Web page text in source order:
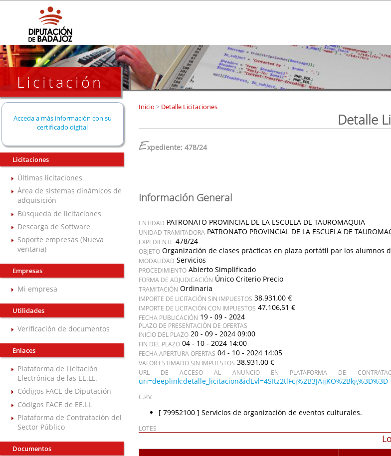
Licitación
Acceda a más información con su
certificado digital
Licitaciones
Últimas licitaciones
Área de sistemas dinámicos de
adquisición
Búsqueda de licitaciones
Descarga de Software
Soporte empresas (Nueva
ventana)
Empresas
Mi empresa
Utilidades
Verificación de documentos
Enlaces
Plataforma de Licitación
Electrónica de las EE.LL.
Códigos FACE de Diputación
Códigos FACE de EE.LL
Plataforma de Contratación del
Sector Público
Documentos
Inicio >Detalle Licitaciones
Detalle
Expediente: 478/24
Información General
ENTIDAD PATRONATO PROVINCIAL DE LA ESCUELA DE TAUROMAQUIA
UNIDAD TRAMITADORA PATRONATO PROVINCIAL DE LA ESCUELA DE
EXPEDIENTE 478/24
OBJETO Organización de clases prácticas en plaza portátil par los alumnos
MODALIDAD Servicios
PROCEDIMIENTO Abierto Simplificado
FORMA DE ADJUDICACIÓN Único Criterio Precio
TRAMITACIÓN Ordinaria
IMPORTE DE LICITACIÓN SIN IMPUESTOS 38.931,00 €
IMPORTE DE LICITACIÓN CON IMPUESTOS 47.106,51 €
FECHA PUBLICACIÓN 19 - 09 - 2024
PLAZO DE PRESENTACIÓN DE OFERTAS
INICIO DEL PLAZO 20 - 09 - 2024 09:00
FIN DEL PLAZO 04 - 10 - 2024 14:00
FECHA APERTURA OFERTAS 04 - 10 - 2024 14:05
VALOR ESTIMADO SIN IMPUESTOS 38.931,00 €
URL DE ACCESO AL ANUNCIO EN PLATAFORMA DE
uri=deeplink:detalle_licitacion&idEvl=4SItz2tlFcj%2B3JAijKO%2Bkg%3D%3D
C.P.V.
[ 79952100 ] Servicios de organización de eventos culturales.
LOTES